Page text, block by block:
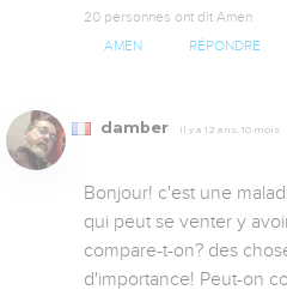
20 personnes ont dit Amen
AMEN RÉPONDRE
damber Il y a 12 ans, 10 mois
Bonjour! c'est une
qui peut se venter y
compare-t-on? des
d'importance! Peut-on